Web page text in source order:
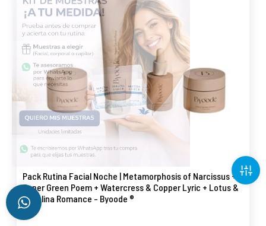
Pack Rutina Facial Noche | Metamorphosis of Narcissus +
Super Green Poem + Watercress & Copper Lyric + Lotus &
Spirulina Romance - Byoode ®